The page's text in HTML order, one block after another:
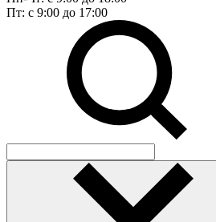
Пт: с 9:00 до 17:00